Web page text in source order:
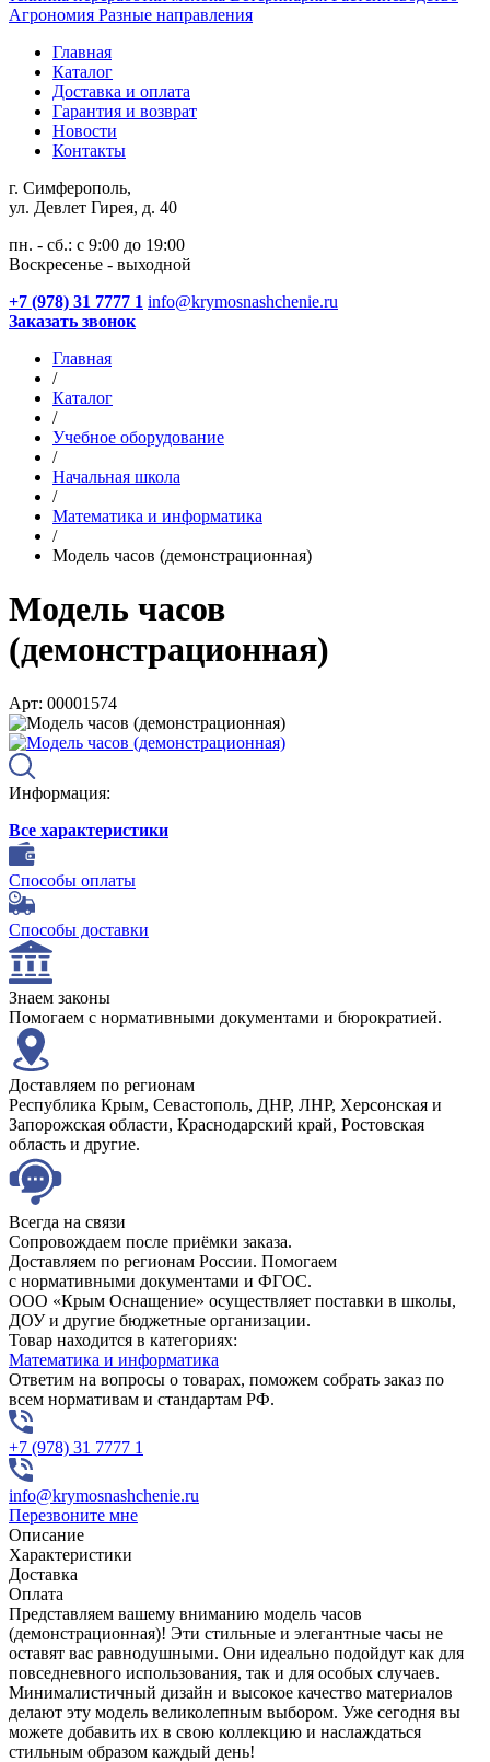
Агрономия Разные направления
Главная
Каталог
Доставка и оплата
Гарантия и возврат
Новости
Контакты
г. Симферополь,
ул. Девлет Гирея, д. 40
пн. - сб.: с 9:00 до 19:00
Воскресенье - выходной
+7 (978) 31 7777 1 info@krymosnashchenie.ru
Заказать звонок
Главная
/
Каталог
/
Учебное оборудование
/
Начальная школа
/
Математика и информатика
/
Модель часов (демонстрационная)
Модель часов
(демонстрационная)
Арт: 00001574
Информация:
Все характеристики
Способы оплаты
Способы доставки
Знаем законы
Помогаем с нормативными документами и бюрократией.
Доставляем по регионам
Республика Крым, Севастополь, ДНР, ЛНР, Херсонская и
Запорожская области, Краснодарский край, Ростовская
область и другие.
Всегда на связи
Сопровождаем после приёмки заказа.
Доставляем по регионам России. Помогаем
с нормативными документами и ФГОС.
ООО «Крым Оснащение» осуществляет поставки в школы,
ДОУ и другие бюджетные организации.
Товар находится в категориях:
Математика и информатика
Ответим на вопросы о товарах, поможем собрать заказ по
всем нормативам и стандартам РФ.
+7 (978) 31 7777 1
info@krymosnashchenie.ru
Перезвоните мне
Описание
Характеристики
Доставка
Оплата
Представляем вашему вниманию модель часов
(демонстрационная)! Эти стильные и элегантные часы не
оставят вас равнодушными. Они идеально подойдут как для
повседневного использования, так и для особых случаев.
Минималистичный дизайн и высокое качество материалов
делают эту модель великолепным выбором. Уже сегодня вы
можете добавить их в свою коллекцию и наслаждаться
стильным образом каждый день!